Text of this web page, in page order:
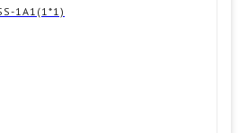
1А1(1*1)